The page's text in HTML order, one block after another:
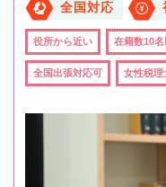
全国対応
役所から近い 在籍数10名
全国出張対応可 女性税理